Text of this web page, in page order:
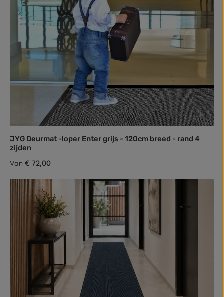
JYG Deurmat -loper Enter grijs - 120cm breed - rand 4
zijden
Normale prijs:
Van € 72,00